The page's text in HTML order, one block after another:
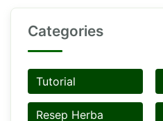
Categories
Tutorial
Resep Herba